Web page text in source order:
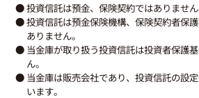
● 投資信託は預金、保険契約ではありません
● 投資信託は預金保険機構、保険契約者保
ありません。
● 当金庫が取り扱う投資信託は投資者保護
ん。
● 当金庫は販売会社であり、投資信託の設
います。